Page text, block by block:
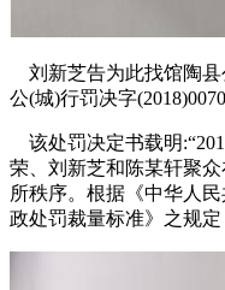
刘新芝告为此找馆陶县
公(城)行罚决字
该处罚决定书载明
荣、刘新芝和陈某轩聚
所秩序。根据《中华人
政处罚裁量标准》之规定